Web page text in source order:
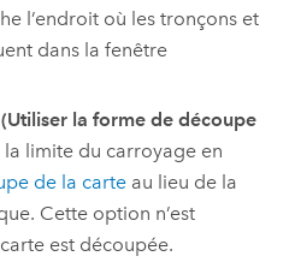
l’endroit où les tronçons et
dans la fenêtre
la forme de découpe
la limite du carroyage en
de la carte au lieu de la
Cette option n’est
est découpée.